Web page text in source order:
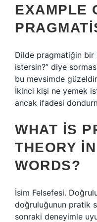
EXAMPLE
Dilde pragmatiğin bir
istersin?” diye
bu mevsimde
İkinci kişi ne yemek
ancak ifadesi
WHAT IS
THEORY
WORDS?
İsim Felsefesi.
doğruluğunun pratik
sonraki deneyimle